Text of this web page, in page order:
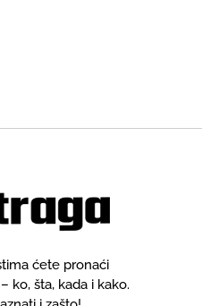
ćete pronaći
ko, šta, kada i kako.